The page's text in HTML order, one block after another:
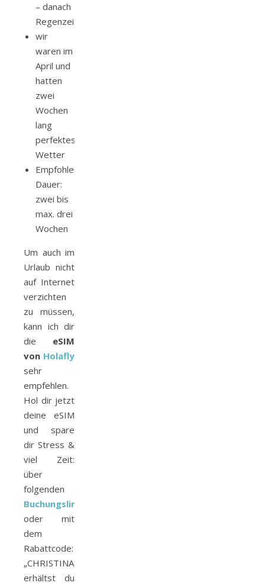
– danach
Regenzeit
wir
waren im
April und
hatten
zwei
Wochen
lang
perfektes
Wetter
Empfohlene
Dauer:
zwei bis
max. drei
Wochen
Um auch im
Urlaub nicht
auf Internet
verzichten
zu müssen,
kann ich dir
die eSIM
von Holafly
sehr
empfehlen.
Hol dir jetzt
deine eSIM
und spare
dir Stress &
viel Zeit:
über
folgenden
Buchungslink
oder mit
dem
Rabattcode:
„CHRISTINASTRAVELWORLD“
erhältst du